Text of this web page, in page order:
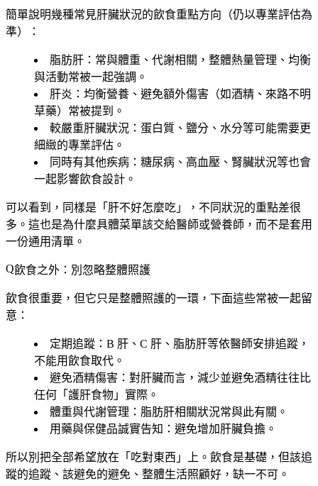
簡單說明幾種常見肝臟狀況的飲食重點方向（仍以專業評估為
準）：
脂肪肝 ：常與體重、代謝相關，整體熱量管理、均衡
與活動常被一起強調。
肝炎 ：均衡營養、避免額外傷害（如酒精、來路不明
草藥）常被提到。
較嚴重肝臟狀況 ：蛋白質、鹽分、水分等可能需要更
細緻的專業評估。
同時有其他疾病 ：糖尿病、高血壓、腎臟狀況等也會
一起影響飲食設計。
可以看到，同樣是「肝不好怎麼吃」，不同狀況的重點差很
多。這也是為什麼具體菜單該交給醫師或營養師，而不是套用
一份通用清單。
飲食之外：別忽略整體照護
飲食很重要，但它只是整體照護的一環，下面這些常被一起留
意：
定期追蹤 ：B 肝、C 肝、脂肪肝等依醫師安排追蹤，
不能用飲食取代。
避免酒精傷害 ：對肝臟而言，減少並避免酒精往往比
任何「護肝食物」實際。
體重與代謝管理 ：脂肪肝相關狀況常與此有關。
用藥與保健品誠實告知 ：避免增加肝臟負擔。
所以別把全部希望放在「吃對東西」上。飲食是基礎，但該追
蹤的追蹤、該避免的避免、整體生活照顧好，缺一不可。